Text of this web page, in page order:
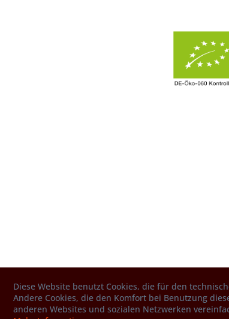
Diese Website benutzt Cookies, die für den
Andere Cookies, die den Komfort bei Benutzung
anderen Websites und sozialen Netzwerken